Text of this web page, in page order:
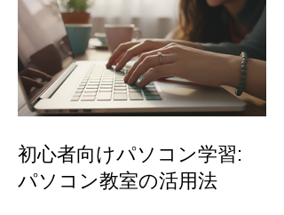
初心者向けパソコン学習:
パソコン教室の活用法